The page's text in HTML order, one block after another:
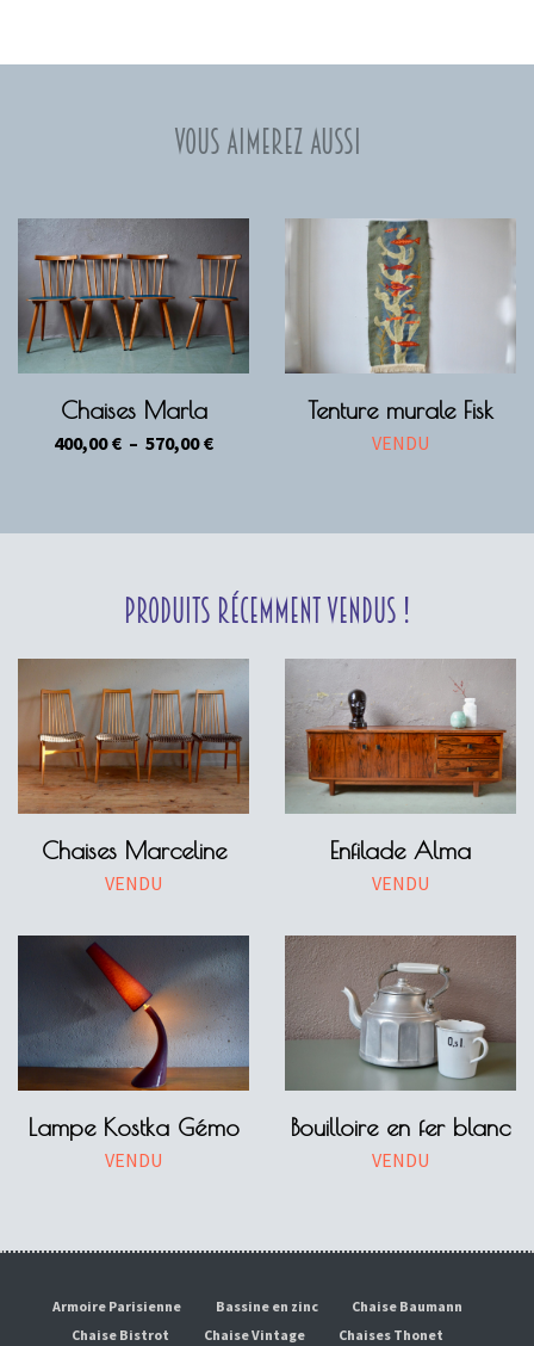
Vous aimerez aussi
Chaises Marla
400,00€ – 570,00€Plage
Tenture murale Fisk
VENDU
Produits récemment vendus !
Chaises Marceline
VENDU
Enfilade Alma
VENDU
Lampe Kostka Gémo
VENDU
Bouilloire en fer blanc
VENDU
Armoire Parisienne Bassine en zinc
Chaise Baumann
Chaise Bistrot
Chaise Vintage
Chaises Thonet